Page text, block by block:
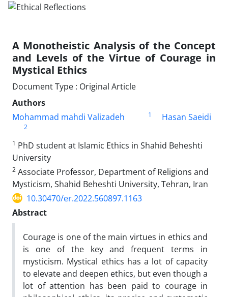
A Monotheistic Analysis of the Concept
and Levels of the Virtue of Courage in
Mystical Ethics
Document Type : Original Article
Authors
Mohammad mahdi Valizadeh
1 Hasan Saeidi
2
1 PhD student at Islamic Ethics in Shahid Beheshti
University
2 Associate Professor, Department of Religions and
Mysticism, Shahid Beheshti University, Tehran, Iran
10.30470/er.2022.560897.1163
Abstract
Courage is one of the main virtues in ethics and
is one of the key and frequent terms in
mysticism. Mystical ethics has a lot of capacity
to elevate and deepen ethics, but even though a
lot of attention has been paid to courage in